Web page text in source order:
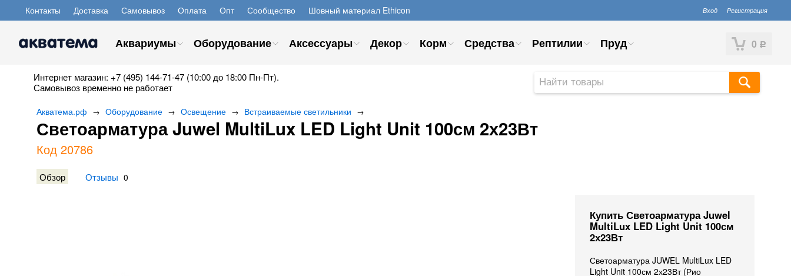
Контакты Доставка Самовывоз Оплата Опт Сообщество Шовный материал Ethicon Вход Регистрация
0 Р
Аквариумы Оборудование Аксессуары Декор Корм Средства Рептилии Пруд
Интернет магазин: +7 (495) 144-71-47 (10:00 до 18:00 Пн-Пт).
Самовывоз временно не работает
Акватема.рф → Оборудование → Освещение → Встраиваемые светильники →
Светоарматура Juwel MultiLux LED Light Unit 100см 2х23Вт
Код 20786
Обзор Отзывы 0
Купить Светоарматура Juwel
MultiLux LED Light Unit 100см
2х23Вт
Светоарматура JUWEL MultiLux LED
Light Unit 100см 2х23Вт (Рио